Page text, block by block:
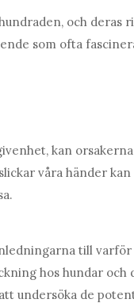
och deras
som ofta
kan
våra händer
till varför
hos hundar och
undersöka de